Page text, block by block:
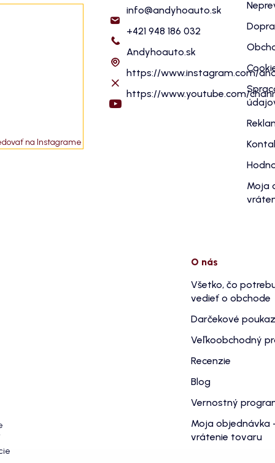
na Instagrame
info@andyhoauto.sk
+421 948 186 032
Andyhoauto.sk
https://www.instagram.com/
https://www.youtube.com/
Moja
O nás
Všetko, čo
vedieť o obchode
Darčekové
Veľkoobchodný
Recenzie
Blog
Vernostný
Moja objednávka
vrátenie tovaru